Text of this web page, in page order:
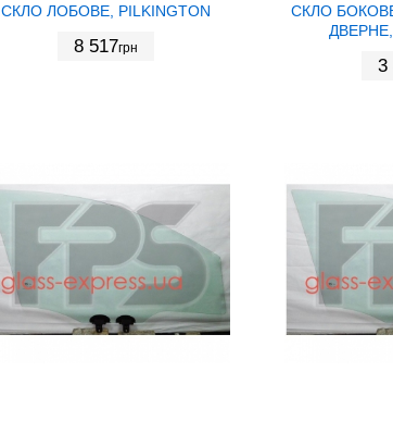
СКЛО ЛОБОВЕ, PILKINGTON
8 517грн
СКЛО
ДВЕРНЕ,
3